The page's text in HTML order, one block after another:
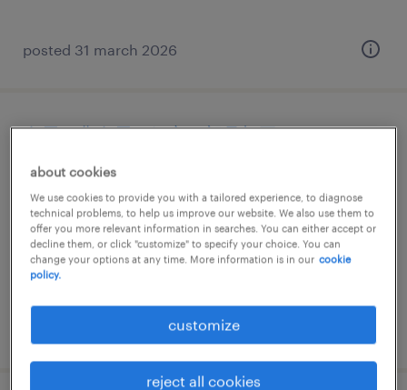
posted 31 march 2026
金属・非金属の組立・部品加工、マシンオ
ペレーター、その他（製造）、仕分け・ピ
ッキング・梱包
千葉県東金市, 千葉県
temporary
¥1450.00 per hour
about cookies
We use cookies to provide you with a tailored experience, to diagnose
technical problems, to help us improve our website. We also use them to
offer you more relevant information in searches. You can either accept or
decline them, or click "customize" to specify your choice. You can
change your options at any time. More information is in our cookie
policy.
customize
reject all cookies